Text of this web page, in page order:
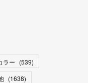
ラー (539)
(1638)